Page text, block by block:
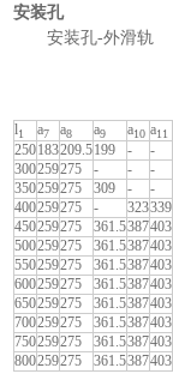
安装孔
安装孔-外滑轨
l1 a7 a8 a9 a10 a11
250183209.5199 -
-
300259275 - -
-
350259275 309 -
-
400259275 - 323339
450259275 361.5387403
500259275 361.5387403
550259275 361.5387403
600259275 361.5387403
650259275 361.5387403
700259275 361.5387403
750259275 361.5387403
800259275 361.5387403